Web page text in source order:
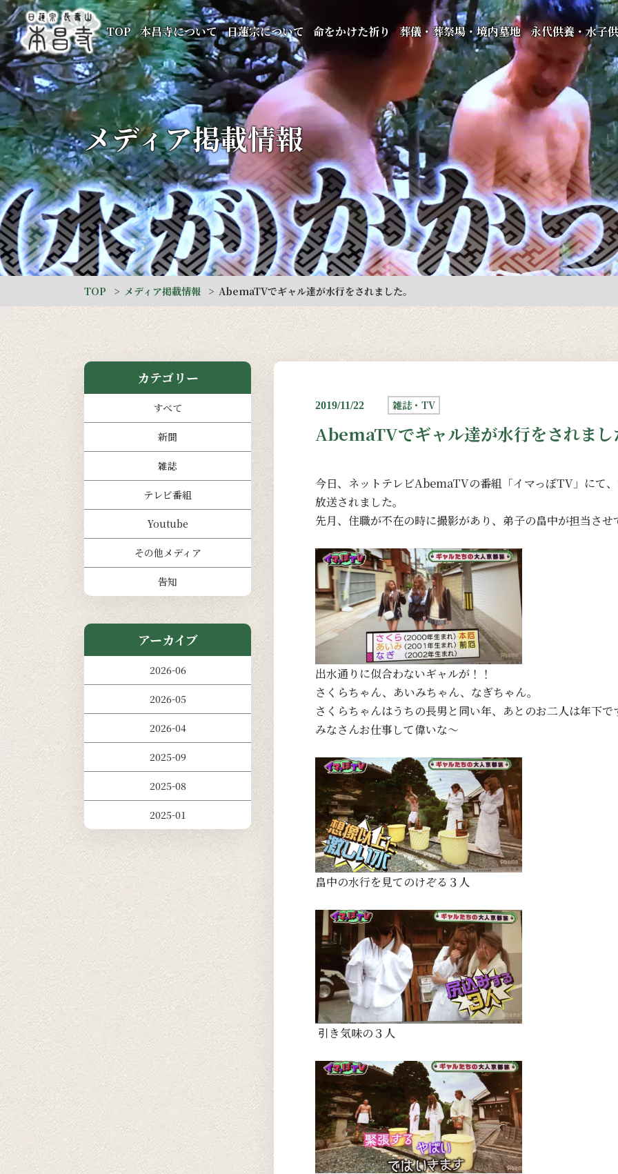
TOP 本昌寺について 日蓮宗について 命をかけた祈り 葬儀・葬祭場・境内墓地 永代供養・水子
メディア掲載情報
TOP メディア掲載情報 AbemaTVでギャル達が水行をされました。
カテゴリー
すべて
新聞
雑誌
テレビ番組
Youtube
その他メディア
告知
アーカイブ
2026-06
2026-05
2026-04
2025-09
2025-08
2025-01
2019/11/22 雑誌・TV
AbemaTVでギャル達が水行をされまし
今日、ネットテレビAbemaTVの番組「イマっぽTV」にて
放送されました。
先月、住職が不在の時に撮影があり、弟子の畠中が担当さ
出水通りに似合わないギャルが！！
さくらちゃん、あいみちゃん、なぎちゃん。
さくらちゃんはうちの長男と同い年、あとのお二人は年下
みなさんお仕事して偉いな〜
畠中の水行を見てのけぞる３人
引き気味の３人